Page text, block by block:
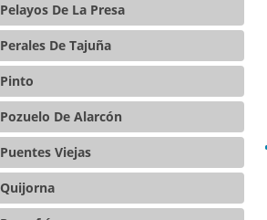
Pelayos De La Presa
Perales De Tajuña
Pinto
Pozuelo De Alarcón
Puentes Viejas
Quijorna